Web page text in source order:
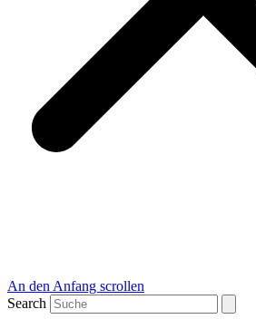
An den Anfang scrollen
Search